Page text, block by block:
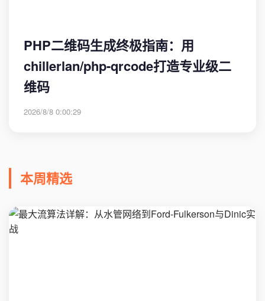
PHP二维码生成终极指南：用
chillerlan/php-qrcode打造专业级二
维码
2026/8/8 0:00:29
本周精选